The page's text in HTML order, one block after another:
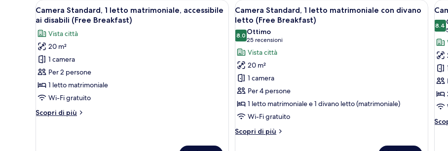
per
le
camere
Apri
tutte
le
foto
per
Camera
Standard,
1
letto
accessibile
Camera d'albergo con un letto grande, una poltrona rossa, un tavolino, una TV e una finestra con tende.
5
Camera Standard, 1 letto matrimoniale, accessibile
ai disabili (Free Breakfast)
Vista città
20 m²
1 camera
Per 2 persone
1 letto matrimoniale
Wi-Fi gratuito
Scopri di più
Altri
Apri
tutte
le
foto
per
Camera
Standard,
letto
matrimoniale
con
divano
Una camera d'albergo con un letto
5
Camera Standard, 1 letto matrimoniale con divano
letto (Free Breakfast)
8.08.0 su 10
Ottimo
25 recensioni
(25
recensioni)
Vista città
20 m²
1 camera
Per 4 persone
1 letto matrimoniale e 1 divano letto (matrimoniale)
Wi-Fi gratuito
Scopri di più
Altri
Apri
le
2
7
8.4
Altri